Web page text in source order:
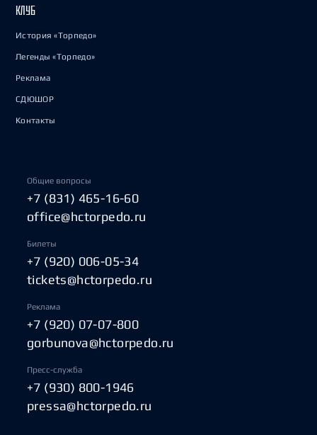
КЛУБ
История «Торпедо»
Легенды «Торпедо»
Реклама
СДЮШОР
Контакты
Общие вопросы
+7 (831) 465-16-60
office@hctorpedo.ru
Билеты
+7 (920) 006-05-34
tickets@hctorpedo.ru
Реклама
+7 (920) 07-07-800
gorbunova@hctorpedo.ru
Пресс-служба
+7 (930) 800-1946
pressa@hctorpedo.ru